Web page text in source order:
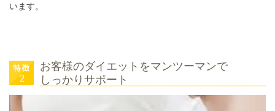
います。
お客様のダイエットをマンツーマンで
しっかりサポート